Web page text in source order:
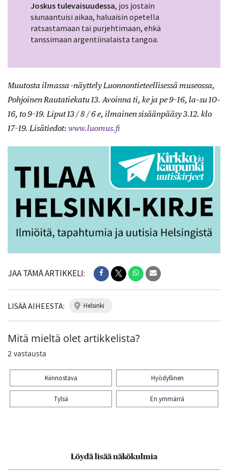
Joskus tulevaisuudessa, jos jostain
siunaantuisi aikaa, haluaisin opetella
ratsastamaan tai purjehtimaan, ehkä
tanssimaan argentiinalaista tangoa.
Muutosta ilmassa -näyttely Luonnontieteellisessä museossa,
Pohjoinen Rautatiekatu 13. Avoinna ti, ke ja pe 9–16, la–su 10–
16, to 9–19. Liput 13 / 8 / 6 e, ilmainen sisäänpääsy 3.12. klo
17–19. Lisätiedot: www.luomus.fi
JAA TÄMÄ ARTIKKELI:
LISÄÄ AIHEESTA: helsinki
Mitä mieltä olet artikkelista?
2 vastausta
Kiinnostava Hyödyllinen
Tylsä En ymmärrä
Löydä lisää näkökulmia